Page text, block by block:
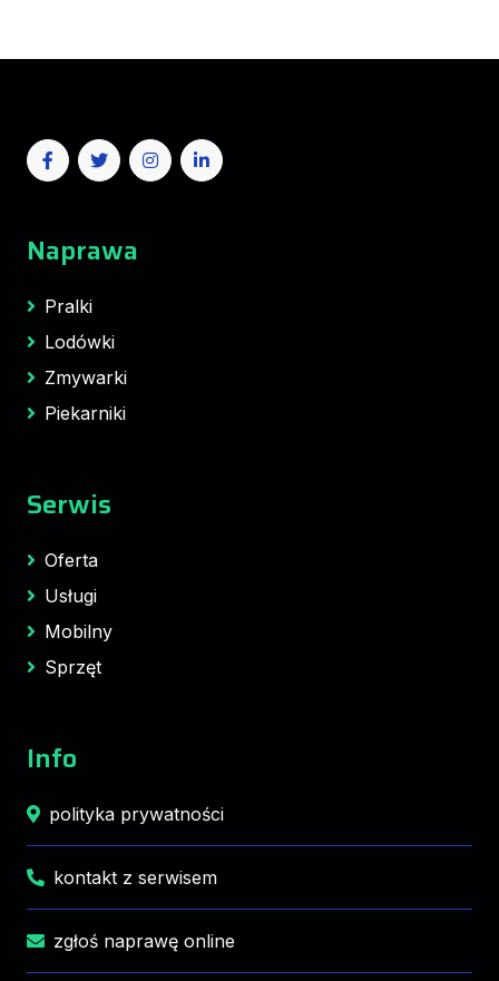
Naprawa
Pralki
Lodówki
Zmywarki
Piekarniki
Serwis
Oferta
Usługi
Mobilny
Sprzęt
Info
polityka prywatności
kontakt z serwisem
zgłoś naprawę online